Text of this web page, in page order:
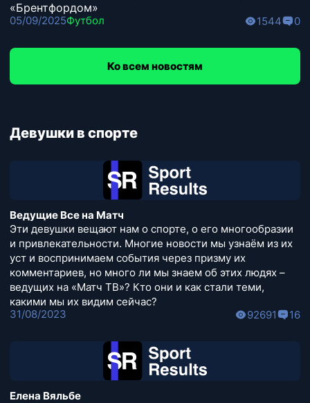
«Брентфордом»
05/09/2025Футбол 1544 0
Ко всем новостям
Девушки в спорте
Ведущие Все на Матч
Эти девушки вещают нам о спорте, о его многообразии
и привлекательности. Многие новости мы узнаём из их
уст и воспринимаем события через призму их
комментариев, но много ли мы знаем об этих людях –
ведущих на «Матч ТВ»? Кто они и как стали теми,
какими мы их видим сейчас?
31/08/2023
92691 16
Елена Вяльбе